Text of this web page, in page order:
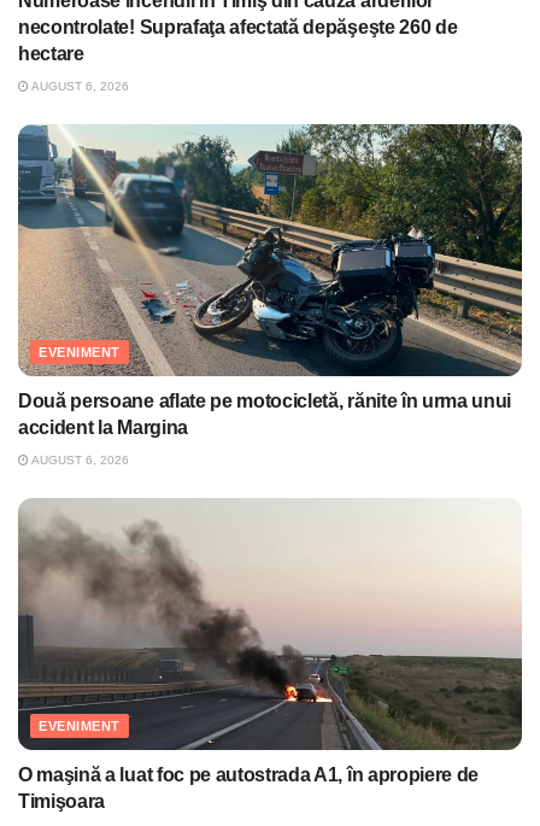
necontrolate! Suprafaţa afectată depăşeşte 260 de
hectare
AUGUST 6, 2026
EVENIMENT
Două persoane aflate pe motocicletă, rănite în urma unui
accident la Margina
AUGUST 6, 2026
EVENIMENT
O maşină a luat foc pe autostrada A1, în apropiere de
Timişoara